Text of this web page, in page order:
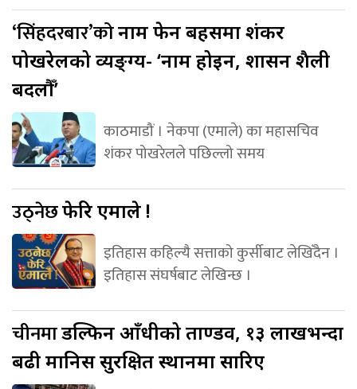
‘सिंहदरबार’कोनाम फेर्ने बहसमा शंकर
पोखरेलको व्यङ्ग्य- ‘नाम होइन, शासन शैली
बदलौँ’
काठमाडौं । नेकपा (एमाले) का महासचिव
शंकर पोखरेलले पछिल्लो समय
उठ्नेछफेरि एमाले !
इतिहास कहिल्यै सत्ताको कुर्सीबाट लेखिँदैन ।
इतिहास संघर्षबाट लेखिन्छ ।
चीनमाडल्फिन आँधीको ताण्डव, १३ लाखभन्दा
बढी मानिस सुरक्षित स्थानमा सारिए